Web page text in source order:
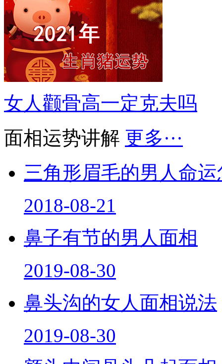
女人颧骨高一定克夫吗
面相运势讲解 更多···
三角形眉毛的男人命
2018-08-21
鼻子有节的男人面相
2019-08-30
鼻头沟的女人面相说法
2019-08-30